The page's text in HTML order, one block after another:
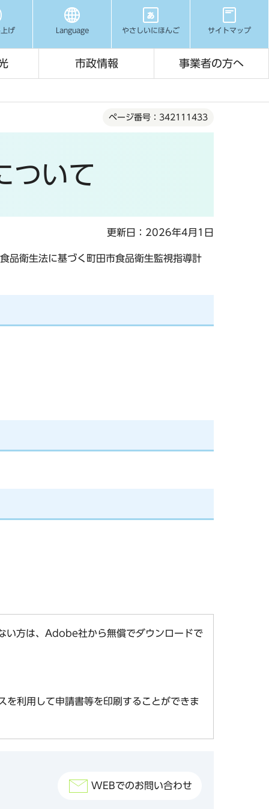
げ Language やさしいにほんご サイトマップ
市政情報 事業者の方へ
ページ番号：342111433
ついて
更新日：2026年4月1日
品衛生法に基づく町田市食品衛生監視指導計
方は、Adobe社から無償でダウンロードで
を利用して申請書等を印刷することができま
WEBでのお問い合わせ